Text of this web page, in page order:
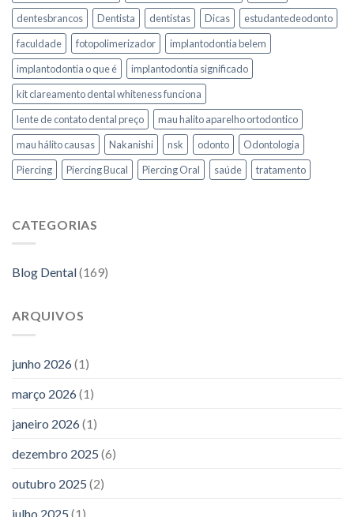
dentesbrancos
Dentista dentistas Dicas
estudantedeodonto
faculdade
fotopolimerizador
implantodontia belem
implantodontia o que é
implantodontia significado
kit clareamento dental whiteness funciona
lente de contato dental preço
mau halito aparelho ortodontico
mau hálito causas
Nakanishi nsk odonto
Odontologia
Piercing
Piercing Bucal Piercing Oral saúde tratamento
CATEGORIAS
Blog Dental(169)
ARQUIVOS
junho 2026(1)
março 2026(1)
janeiro 2026(1)
dezembro 2025 (6)
outubro 2025 (2)
julho 2025 (1)